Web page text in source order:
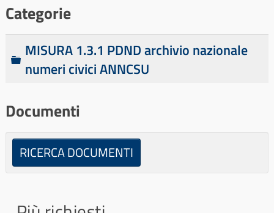
t
e
l
Categorie
C
a
t
l
l
MISURA 1.3.1 PDND archivio nazionale
numeri civici ANNCSU
Documenti
RICERCA DOCUMENTI